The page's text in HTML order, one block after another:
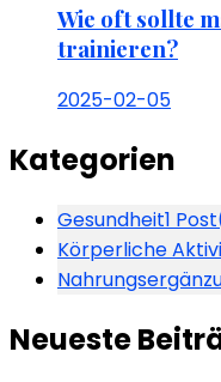
Wie oft sollte
trainieren?
2025-02-05
Kategorien
Gesundheit1
Körperliche
Neueste